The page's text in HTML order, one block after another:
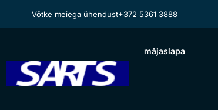
Võtke meiega ühendust+372 5361 3888
mājaslapa